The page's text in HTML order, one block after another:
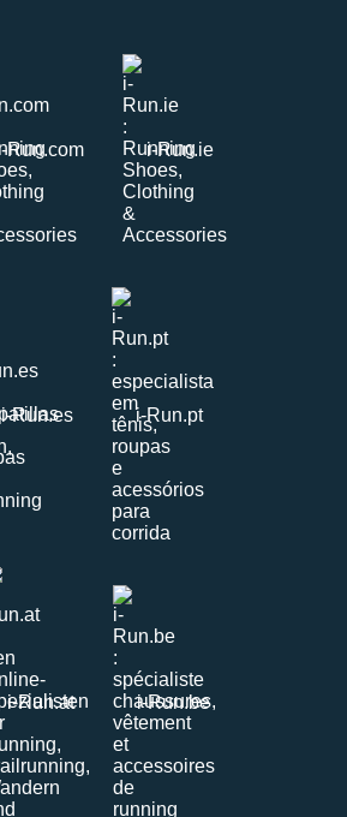
Run.com i-Run.ie
i-Run.es i-Run.pt
i-Run.at i-Run.be